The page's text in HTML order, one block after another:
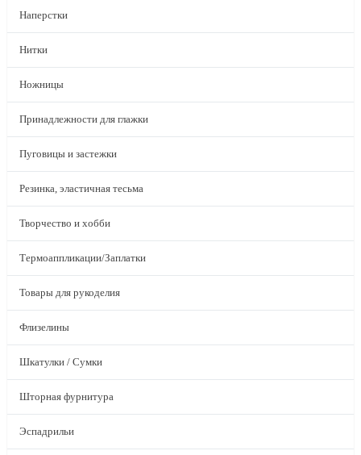
Наперстки
Нитки
Ножницы
Принадлежности для глажки
Пуговицы и застежки
Резинка, эластичная тесьма
Творчество и хобби
Термоаппликации/Заплатки
Товары для рукоделия
Флизелины
Шкатулки / Сумки
Шторная фурнитура
Эспадрильи